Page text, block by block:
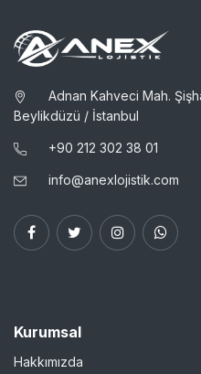
Adnan Kahveci Mah.
Beylikdüzü / İstanbul
+90 ​212 302 38 01
info@anexlojistik.com
Kurumsal
Hakkımızda